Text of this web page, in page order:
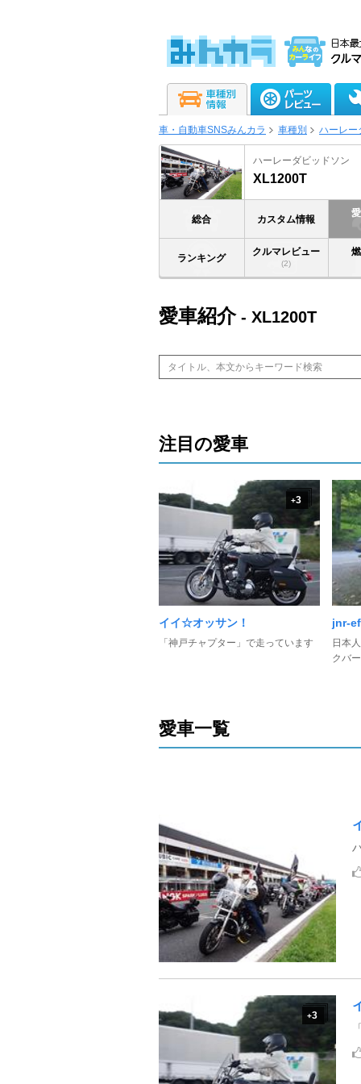
車・自動車SNSみんカラ 車種別 ハーレー
ハーレーダビッドソン
XL1200T
総合 カスタム情報
ランキング
クルマレビュー
(2)
愛車紹介- XL1200T
注目の愛車
+3
イイ☆オッサン！
「神戸チャプター」で走っています
jnr-
日本
クバ
愛車一覧
+3